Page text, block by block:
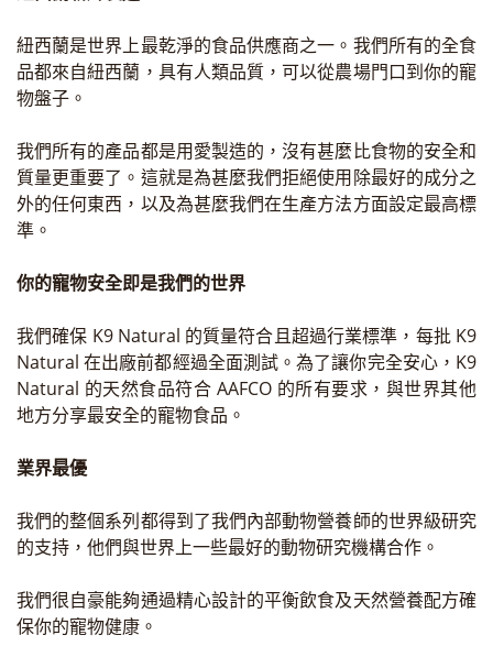
紐西蘭是世界上最乾淨的食品供應商之一。我們所有的全食
品都來自紐西蘭，具有人類品質，可以從農場門口到你的寵
物盤子。
我們所有的產品都是用愛製造的，沒有甚麼比食物的安全和
質量更重要了。這就是為甚麼我們拒絕使用除最好的成分之
外的任何東西，以及為甚麼我們在生產方法方面設定最高標
準。
你的寵物安全即是我們的世界
我們確保 K9 Natural 的質量符合且超過行業標準，每批 K9
Natural 在出廠前都經過全面測試。為了讓你完全安心，K9
Natural 的天然食品符合 AAFCO 的所有要求，與世界其他
地方分享最安全的寵物食品。
業界最優
我們的整個系列都得到了我們內部動物營養師的世界級研究
的支持，他們與世界上一些最好的動物研究機構合作。
我們很自豪能夠通過精心設計的平衡飲食及天然營養配方確
保你的寵物健康。